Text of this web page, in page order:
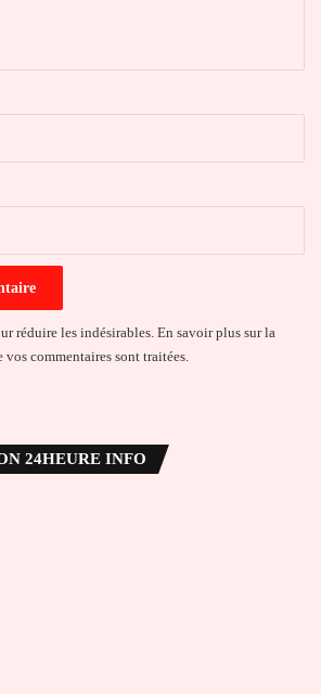
réduire les indésirables. En savoir plus sur la
vos commentaires sont traitées
24HEURE INFO